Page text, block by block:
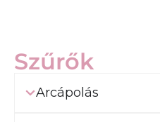
Szűrők
Arcápolás